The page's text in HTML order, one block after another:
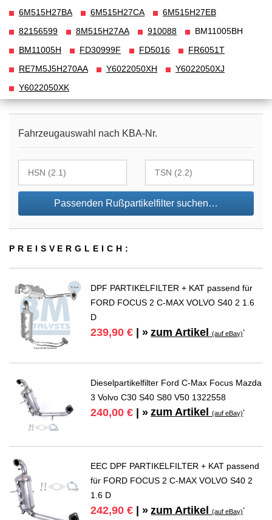
6M515H27BA
6M515H27CA
6M515H27EB
82156599
8M515H27AA 910088
BM11005BH
BM11005H
FD30999F FD5016
FR6051T
RE7M5J5H270AA
Y6022050XH
Y6022050XJ
Y6022050XK
Fahrzeugauswahl nach KBA-Nr.
Passenden Rußpartikelfilter suchen…
PREIS­VER­GLEICH:
DPF PARTIKELFILTER + KAT passend für
FORD FOCUS 2 C-MAX VOLVO S40 2 1.6
D
239,90 € | » zum Artikel(auf eBay)*
Dieselpartikelfilter Ford C-Max Focus Mazda
3 Volvo C30 S40 S80 V50 1322558
240,00 € | » zum Artikel(auf eBay)*
EEC DPF PARTIKELFILTER + KAT passend
für FORD FOCUS 2 C-MAX VOLVO S40 2
1.6 D
242,90 € | » zum Artikel(auf eBay)*